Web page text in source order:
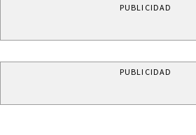
PUBLICIDAD
PUBLICIDAD